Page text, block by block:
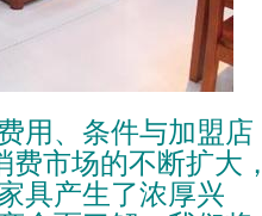
用、条件与加盟店
费市场的不断扩大
具产生了浓厚兴